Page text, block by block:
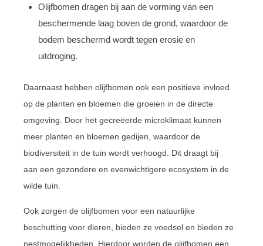
Olijfbomen dragen bij aan de vorming van een
beschermende laag boven de grond, waardoor de
bodem beschermd wordt tegen erosie en
uitdroging.
Daarnaast hebben olijfbomen ook een positieve invloed
op de planten en bloemen die groeien in de directe
omgeving. Door het gecreëerde microklimaat kunnen
meer planten en bloemen gedijen, waardoor de
biodiversiteit in de tuin wordt verhoogd. Dit draagt bij
aan een gezondere en evenwichtigere ecosystem in de
wilde tuin.
Ook zorgen de olijfbomen voor een natuurlijke
beschutting voor dieren, bieden ze voedsel en bieden ze
nestmogelijkheden. Hierdoor worden de olijfbomen een